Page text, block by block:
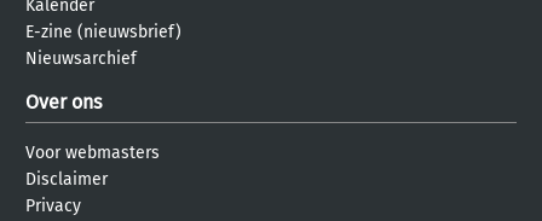
Kalender
E-zine (nieuwsbrief)
Nieuwsarchief
Over ons
Voor webmasters
Disclaimer
Privacy